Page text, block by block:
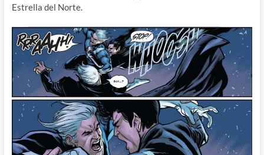
Estrella del Norte.